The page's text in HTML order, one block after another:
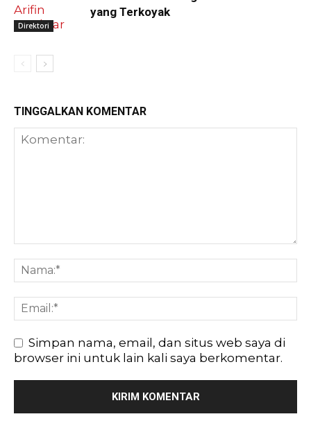
Direktori
yang Terkoyak
TINGGALKAN KOMENTAR
Simpan nama, email, dan situs web saya di
browser ini untuk lain kali saya berkomentar.